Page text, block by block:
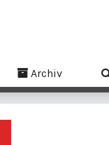
Archiv